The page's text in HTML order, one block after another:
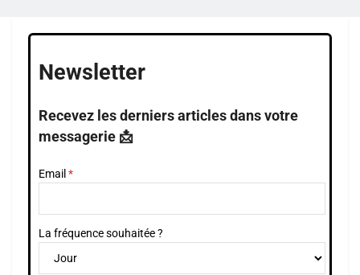
Newsletter
Recevez les derniers articles dans votre
messagerie 📩
Email
La fréquence souhaitée ?